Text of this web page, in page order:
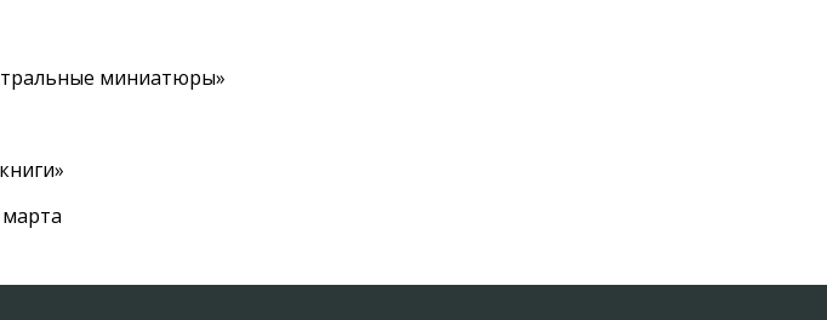
миниатюры»